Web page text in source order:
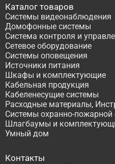
Каталог товаров
Системы видеонаблюдения
Домофонные системы
Система контроля и
Сетевое оборудование
Системы оповещения
Источники питания
Шкафы и комплектующие
Кабельная продукция
Кабеленесущие системы
Расходные материалы,
Системы охранно-пожарной
Шлагбаумы и
Умный дом
Контакты